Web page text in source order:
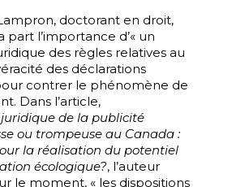
doctorant en droit,
part l’importance d’« un
des règles relatives au
des déclarations
contrer le phénomène de
Dans l’article,
juridique de la publicité
ou trompeuse au Canada :
la réalisation du potentiel
écologique?, l’auteur
le moment, « les dispositions